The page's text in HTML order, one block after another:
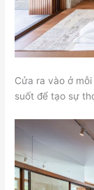
Cửa ra vào ở
suốt để tạo sự